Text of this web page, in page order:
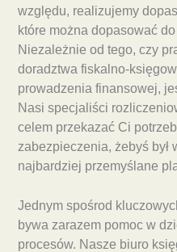
względu, realizujemy
które można dopasować
Niezależnie od tego, czy
doradztwa fiskalno-
prowadzenia finansowej,
Nasi specjaliści
celem przekazać Ci
zabezpieczenia, żebyś był
najbardziej przemyślane
Jednym spośrod
bywa zarazem pomoc w
procesów. Nasze biuro